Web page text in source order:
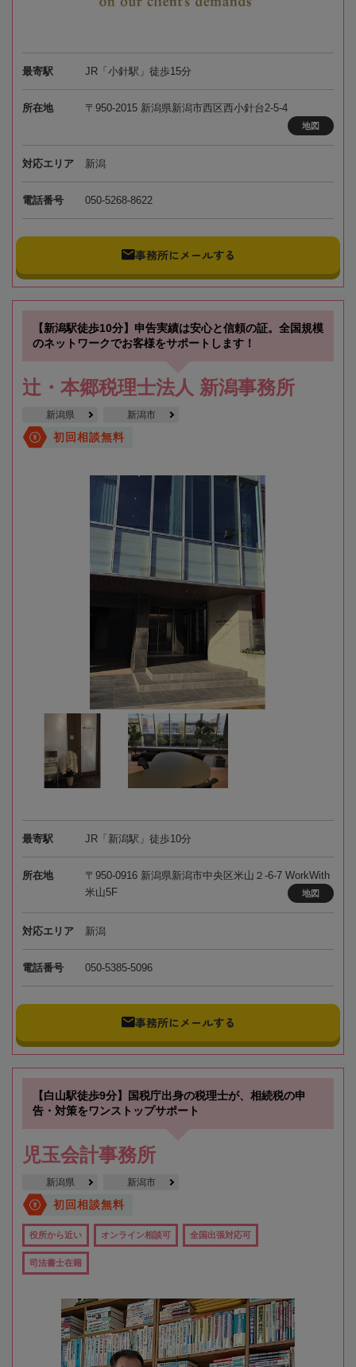
最寄駅 JR「小針駅」徒歩15分
所在地 〒950-2015 新潟県新潟市西区西小針台2-5-4
地図
対応エリア 新潟
電話番号 050-5268-8622
事務所にメールする
【新潟駅徒歩10分】申告実績は安心と信頼の証。全国規模
のネットワークでお客様をサポートします！
辻・本郷税理士法人 新潟事務所
新潟県 新潟市
初回相談無料
最寄駅 JR「新潟駅」徒歩10分
所在地
〒950-0916 新潟県新潟市中央区米山２-6-7 WorkWith
米山5F
地図
対応エリア 新潟
電話番号 050-5385-5096
事務所にメールする
【白山駅徒歩9分】国税庁出身の税理士が、相続税の申
告・対策をワンストップサポート
児玉会計事務所
新潟県 新潟市
初回相談無料
役所から近い オンライン相談可 全国出張対応可
司法書士在籍